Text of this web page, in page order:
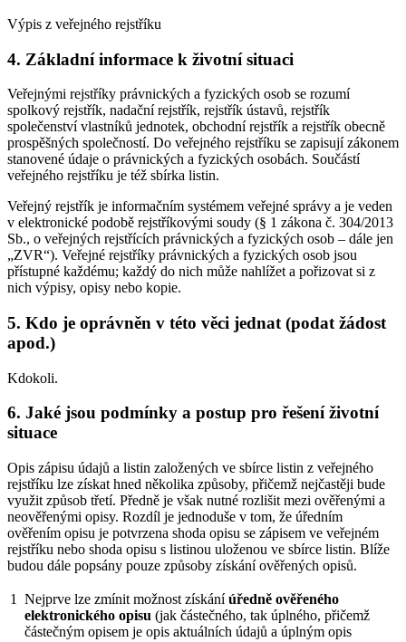
Výpis z veřejného rejstříku
4. Základní informace k životní situaci
Veřejnými rejstříky právnických a fyzických osob se rozumí
spolkový rejstřík, nadační rejstřík, rejstřík ústavů, rejstřík
společenství vlastníků jednotek, obchodní rejstřík a rejstřík obecně
prospěšných společností. Do veřejného rejstříku se zapisují zákonem
stanovené údaje o právnických a fyzických osobách. Součástí
veřejného rejstříku je též sbírka listin.
Veřejný rejstřík je informačním systémem veřejné správy a je veden
v elektronické podobě rejstříkovými soudy (§ 1 zákona č. 304/2013
Sb., o veřejných rejstřících právnických a fyzických osob – dále jen
„ZVR“). Veřejné rejstříky právnických a fyzických osob jsou
přístupné každému; každý do nich může nahlížet a pořizovat si z
nich výpisy, opisy nebo kopie.
5. Kdo je oprávněn v této věci jednat (podat žádost
apod.)
Kdokoli.
6. Jaké jsou podmínky a postup pro řešení životní
situace
Opis zápisu údajů a listin založených ve sbírce listin z veřejného
rejstříku lze získat hned několika způsoby, přičemž nejčastěji bude
využit způsob třetí. Předně je však nutné rozlišit mezi ověřenými a
neověřenými opisy. Rozdíl je jednoduše v tom, že úředním
ověřením opisu je potvrzena shoda opisu se zápisem ve veřejném
rejstříku nebo shoda opisu s listinou uloženou ve sbírce listin. Blíže
budou dále popsány pouze způsoby získání ověřených opisů.
1 Nejprve lze zmínit možnost získáníúředně ověřeného
elektronického opisu (jak částečného, tak úplného, přičemž
částečným opisem je opis aktuálních údajů a úplným opis